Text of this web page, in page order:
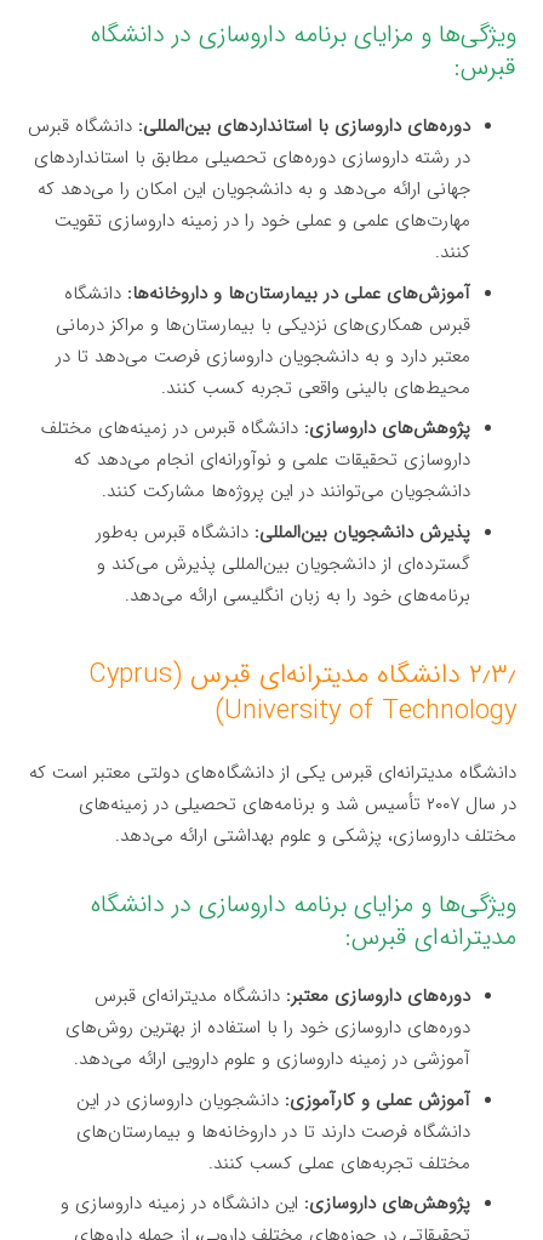
ویژگی‌ها و مزایای برنامه داروسازی در دانشگاه
قبرس:
دوره‌های داروسازی با استانداردهای بین‌المللی: دانشگاه قبرس
در رشته داروسازی دوره‌های تحصیلی مطابق با استانداردهای
جهانی ارائه می‌دهد و به دانشجویان این امکان را می‌دهد که
مهارت‌های علمی و عملی خود را در زمینه داروسازی تقویت
کنند.
آموزش‌های عملی در بیمارستان‌ها و داروخانه‌ها: دانشگاه
قبرس همکاری‌های نزدیکی با بیمارستان‌ها و مراکز درمانی
معتبر دارد و به دانشجویان داروسازی فرصت می‌دهد تا در
محیط‌های بالینی واقعی تجربه کسب کنند.
پژوهش‌های داروسازی: دانشگاه قبرس در زمینه‌های مختلف
داروسازی تحقیقات علمی و نوآورانه‌ای انجام می‌دهد که
دانشجویان می‌توانند در این پروژه‌ها مشارکت کنند.
پذیرش دانشجویان بین‌المللی: دانشگاه قبرس به‌طور
گسترده‌ای از دانشجویان بین‌المللی پذیرش می‌کند و
برنامه‌های خود را به زبان انگلیسی ارائه می‌دهد.
۲٫۳٫ دانشگاه مدیترانه‌ای قبرس (Cyprus
University of Technology)
دانشگاه مدیترانه‌ای قبرس یکی از دانشگاه‌های دولتی معتبر است که
در سال ۲۰۰۷ تأسیس شد و برنامه‌های تحصیلی در زمینه‌های
مختلف داروسازی، پزشکی و علوم بهداشتی ارائه می‌دهد.
ویژگی‌ها و مزایای برنامه داروسازی در دانشگاه
مدیترانه‌ای قبرس:
دوره‌های داروسازی معتبر: دانشگاه مدیترانه‌ای قبرس
دوره‌های داروسازی خود را با استفاده از بهترین روش‌های
آموزشی در زمینه داروسازی و علوم دارویی ارائه می‌دهد.
آموزش عملی و کارآموزی: دانشجویان داروسازی در این
دانشگاه فرصت دارند تا در داروخانه‌ها و بیمارستان‌های
مختلف تجربه‌های عملی کسب کنند.
پژوهش‌های داروسازی: این دانشگاه در زمینه داروسازی و